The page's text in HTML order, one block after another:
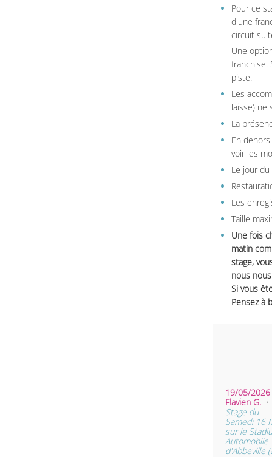
Pour ce
d'une
circuit
Une
franchise.
piste.
Les
laisse) ne
La
En
voir les
Le jour
Les
Taille
Une fois
matin
stage,
nous
Si vous
Pensez à
19/05/
Flavien G.
Stage du
Samedi 16
sur le
Automobile
d'Abbeville